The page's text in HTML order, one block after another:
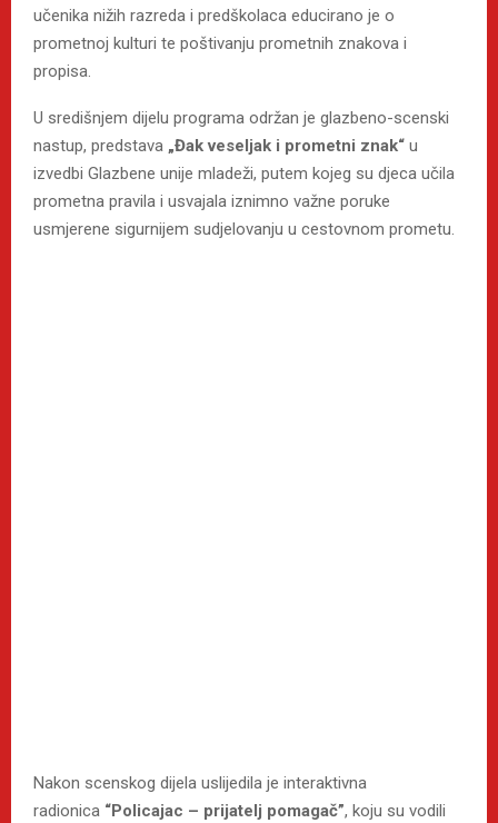
učenika nižih razreda i predškolaca educirano je o
prometnoj kulturi te poštivanju prometnih znakova i
propisa.
U središnjem dijelu programa održan je glazbeno-scenski
nastup, predstava „Đak veseljak i prometni znak“ u
izvedbi Glazbene unije mladeži, putem kojeg su djeca učila
prometna pravila i usvajala iznimno važne poruke
usmjerene sigurnijem sudjelovanju u cestovnom prometu.
Nakon scenskog dijela uslijedila je interaktivna
radionica “Policajac – prijatelj pomagač”, koju su vodili